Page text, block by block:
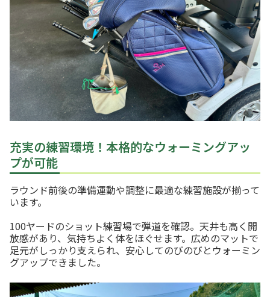
充実の練習環境！本格的なウォーミングアッ
プが可能
ラウンド前後の準備運動や調整に最適な練習施設が揃って
います。
100ヤードのショット練習場で弾道を確認。天井も高く開
放感があり、気持ちよく体をほぐせます。広めのマットで
足元がしっかり支えられ、安心してのびのびとウォーミン
グアップできました。